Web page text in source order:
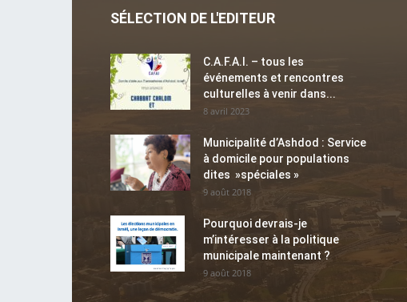
SÉLECTION DE L'EDITEUR
C.A.F.A.I. – tous les
événements et rencontres
culturelles à venir dans...
8 avril 2023
Municipalité d’Ashdod : Service
à domicile pour populations
dites »spéciales »
9 août 2018
Pourquoi devrais-je
m’intéresser à la politique
municipale maintenant ?
9 août 2018